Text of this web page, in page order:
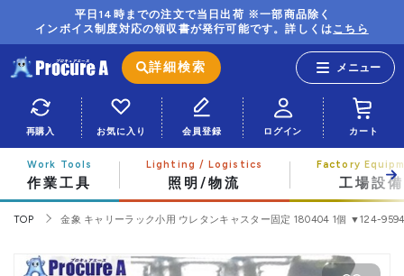
平日14時までの注文で当日出荷 ※一部商品除く
インボイス制度対応の領収書が発行可能です。詳しくはこちら
詳細検索
再購入 お気に入り 会員登録 ログイン カート
作業工具 照明/物流 工場設備
TOP 金象 キャリーラック小用 ウレタンキャスター固定 180404 1個 ▼124-